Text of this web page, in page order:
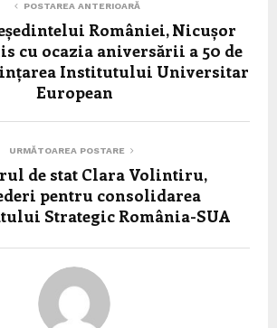
POSTAREA ANTERIOARĂ
României, Nicușor
cu ocazia aniversării a 50 de
Institutului Universitar
European
URMĂTOAREA POSTARE
de stat Clara Volintiru,
pentru consolidarea
Strategic România-SUA